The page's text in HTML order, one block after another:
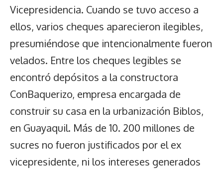
Vicepresidencia. Cuando se tuvo acceso a
ellos, varios cheques aparecieron ilegibles,
presumiéndose que intencionalmente fueron
velados. Entre los cheques legibles se
encontró depósitos a la constructora
ConBaquerizo, empresa encargada de
construir su casa en la urbanización Biblos,
en Guayaquil. Más de 10. 200 millones de
sucres no fueron justificados por el ex
vicepresidente, ni los intereses generados